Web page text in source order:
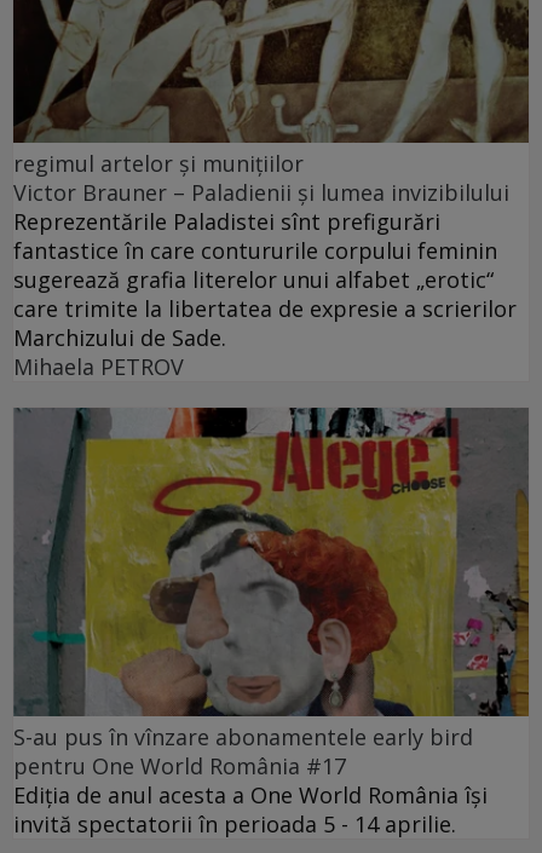
regimul artelor şi muniţiilor
Victor Brauner – Paladienii și lumea invizibilului
Reprezentările Paladistei sînt prefigurări
fantastice în care contururile corpului feminin
sugerează grafia literelor unui alfabet „erotic“
care trimite la libertatea de expresie a scrierilor
Marchizului de Sade.
Mihaela PETROV
S-au pus în vînzare abonamentele early bird
pentru One World România #17
Ediția de anul acesta a One World România își
invită spectatorii în perioada 5 - 14 aprilie.